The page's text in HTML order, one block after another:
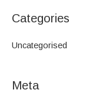
Categories
Uncategorised
Meta